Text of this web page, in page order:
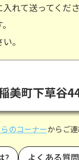
れて送ってくださ
。
美町下草谷
のコーナーからご
? よくある質問